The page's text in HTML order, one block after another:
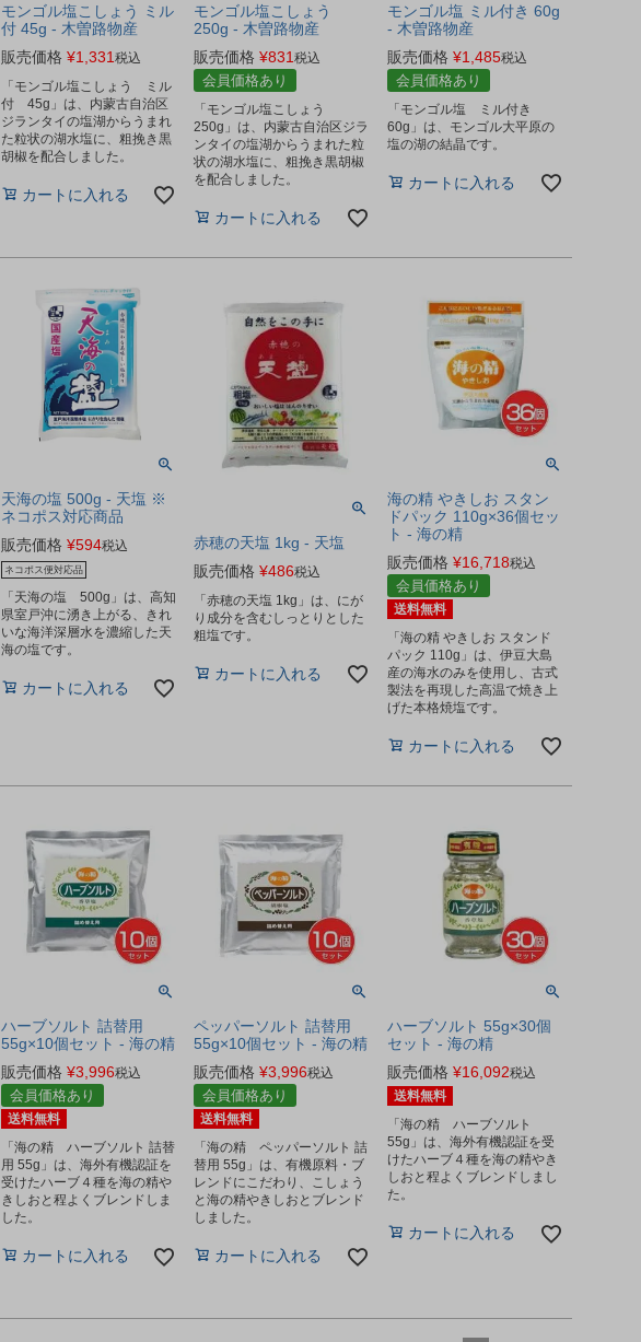
モンゴル塩こしょう ミル
付 45g - 木曽路物産
販売価格 ¥1,331 税込
「モンゴル塩こしょう ミル
付 45g」は、内蒙古自治区
ジランタイの塩湖からうまれ
た粒状の湖水塩に、粗挽き黒
胡椒を配合しました。
カートに入れる
モンゴル塩こしょう
250g - 木曽路物産
販売価格 ¥831税込
会員価格あり
「モンゴル塩こしょう
250g」は、内蒙古自治区ジラ
ンタイの塩湖からうまれた粒
状の湖水塩に、粗挽き黒胡椒
を配合しました。
カートに入れる
モンゴル塩 ミル付き 60g
- 木曽路物産
販売価格 ¥1,485税込
会員価格あり
「モンゴル塩 ミル付き
60g」は、モンゴル大平原の
塩の湖の結晶です。
カートに入れる
天海の塩 500g - 天塩 ※
ネコポス対応商品
販売価格 ¥594税込
ネコポス便対応品
「天海の塩 500g」は、高知
県室戸沖に湧き上がる、きれ
いな海洋深層水を濃縮した天
海の塩です。
カートに入れる
赤穂の天塩 1kg - 天塩
販売価格 ¥486税込
「赤穂の天塩 1kg」は、にが
り成分を含むしっとりとした
粗塩です。
カートに入れる
海の精 やきしお スタン
ドパック 110g×36個セッ
ト - 海の精
販売価格 ¥16,718税込
会員価格あり
送料無料
「海の精 やきしお スタンド
パック 110g」は、伊豆大島
産の海水のみを使用し、古式
製法を再現した高温で焼き上
げた本格焼塩です。
カートに入れる
ハーブソルト 詰替用
55g×10個セット - 海の精
販売価格 ¥3,996税込
会員価格あり
送料無料
「海の精 ハーブソルト 詰替
用 55g」は、海外有機認証を
受けたハーブ４種を海の精や
きしおと程よくブレンドしま
した。
カートに入れる
ペッパーソルト 詰替用
55g×10個セット - 海の精
販売価格 ¥3,996税込
会員価格あり
送料無料
「海の精 ペッパーソルト 詰
替用 55g」は、有機原料・ブ
レンドにこだわり、こしょう
と海の精やきしおとブレンド
しました。
カートに入れる
ハーブソルト 55g×30個
セット - 海の精
販売価格 ¥16,092税込
送料無料
「海の精 ハーブソルト
55g」は、海外有機認証を受
けたハーブ４種を海の精やき
しおと程よくブレンドしまし
た。
カートに入れる